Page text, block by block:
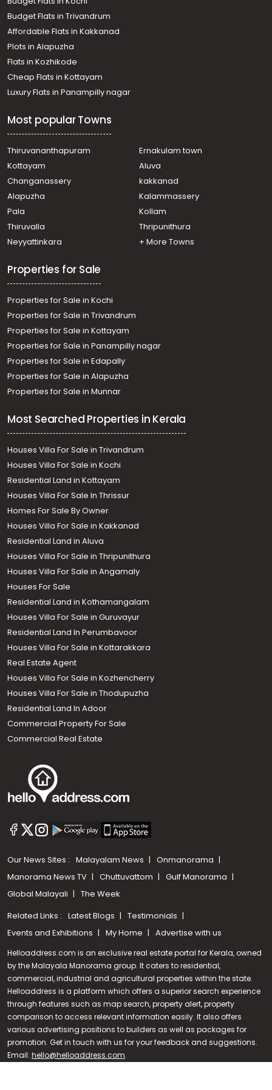
Call us
+91 9747 000 857
വാണിജ്യ ഭൂമി വില്പനയ്ക്ക് കോട്ടയം, Kottayam town,
Areeparambu
Commercial Land for Sale in Kottayam, Kottayam town,
Thiruvanchoor
Commercial Land for Sale in Kottayam, Manarcadu,
Manarcadu
Commercial Land for Sale in Kottayam, Ettumanoor,
Ettumanoor
Lakkattoor
Commercial Land for Sale in Kottayam, Kottayam town,
Manarcad
Commercial Land for Sale in Kottayam, Kottayam town,
Commercial Land for Sale in Kottayam, Kottayam town,
Manarcad
Commercial Land for Sale in Kottayam, Pala, Kidangoor
Commercial Land for Sale in Kottayam, Kottayam town,
Manarcad
Budget Flats in Trivandrum
Affordable Flats in Kakkanad
Plots in Alapuzha
Flats in Kozhikode
Cheap Flats in Kottayam
Luxury Flats in Panampilly nagar
Most popular Towns
Thiruvananthapuram
Ernakulam town
Kottayam
Aluva
Changanassery
kakkanad
Alapuzha
Kalammassery
Pala
Kollam
Thiruvalla
Thripunithura
Neyyattinkara
+ More Towns
Properties for Sale
Properties for Sale in Kochi
Properties for Sale in Trivandrum
Properties for Sale in Kottayam
Properties for Sale in Panampilly nagar
Properties for Sale in Edapally
Properties for Sale in Alapuzha
Properties for Sale in Munnar
Most Searched Properties in Kerala
Houses Villa For Sale in Trivandrum
Houses Villa For Sale in Kochi
Residential Land in Kottayam
Houses Villa For Sale In Thrissur
Homes For Sale By Owner
Houses Villa For Sale in Kakkanad
Residential Land in Aluva
Houses Villa For Sale in Thripunithura
Houses Villa For Sale in Angamaly
Houses For Sale
Residential Land in Kothamangalam
Houses Villa For Sale in Guruvayur
Residential Land In Perumbavoor
Houses Villa For Sale in Kottarakkara
Real Estate Agent
Houses Villa For Sale in Kozhencherry
Houses Villa For Sale in Thodupuzha
Residential Land In Adoor
Commercial Property For Sale
Commercial Real Estate
Our News Sites : Malayalam News
Onmanorama
Manorama News TV
Chuttuvattom
Gulf Manorama
Global Malayali
The Week
Related Links : Latest Blogs
Testimonials
Events and Exhibitions
My Home Advertise with us
Helloaddress.com is an exclusive real estate portal for Kerala, owned
by the Malayala Manorama group. It caters to residential,
commercial, industrial and agricultural properties within the state.
Helloaddress is a platform which offers a superior search experience
through features such as map search, property alert, property
comparison to access relevant information easily. It also offers
various advertising positions to builders as well as packages for
promotion. Get in touch with us for your feedback and suggestions.
Email: hello@helloaddress.com.